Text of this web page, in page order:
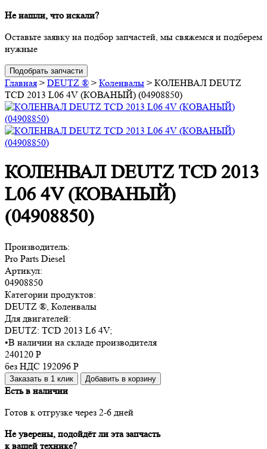
Не нашли, что искали?
Оставьте заявку на подбор запчастей, мы свяжемся и подберем
нужные
Подобрать запчасти
Главная > DEUTZ ® > Коленвалы > КОЛЕНВАЛ DEUTZ
TCD 2013 L06 4V (КОВАНЫЙ) (04908850)
КОЛЕНВАЛ DEUTZ TCD 2013
L06 4V (КОВАНЫЙ)
(04908850)
Производитель:
Pro Parts Diesel
Артикул:
04908850
Категории продуктов:
DEUTZ ®, Коленвалы
Для двигателей:
DEUTZ: TCD 2013 L6 4V;
•В наличии на складе производителя
240120 Р
без НДС 192096 Р
Заказать в 1 клик Добавить в корзину
Есть в наличии
Готов к отгрузке через 2-6 дней
Не уверены, подойдёт ли эта запчасть
к вашей технике?